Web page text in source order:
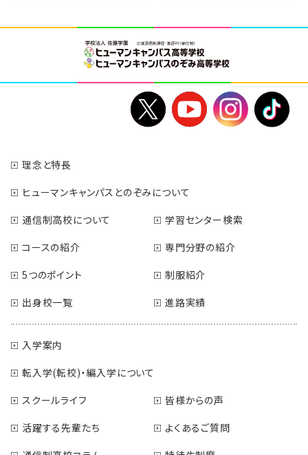
理念と特長
ヒューマンキャンパスとのぞみについて
通信制高校について
学習センター検索
コースの紹介
専門分野の紹介
5つのポイント
制服紹介
出身校一覧
進路実績
入学案内
転入学(転校)・編入学について
スクールライフ
皆様からの声
活躍する先輩たち
よくあるご質問